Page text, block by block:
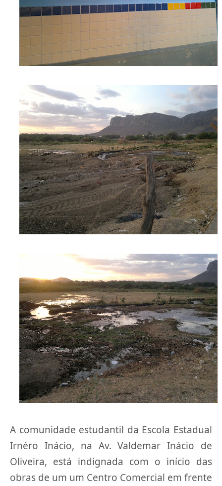
A comunidade estudantil da Escola Estadual
Irnéro Inácio, na Av. Valdemar Inácio de
Oliveira, está indignada com o início das
obras de um um Centro Comercial em frente